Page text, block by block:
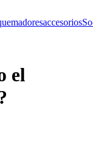
accesorios
el